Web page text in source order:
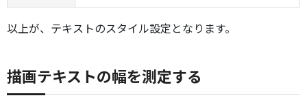
以上が、テキストのスタイル設定となります。
描画テキストの幅を測定する